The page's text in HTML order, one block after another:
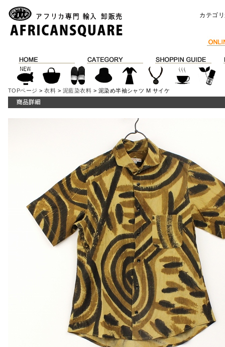
カテゴ
TOPページ >衣料 > 泥藍染衣料 > 泥染め半袖シャツ M サイケ